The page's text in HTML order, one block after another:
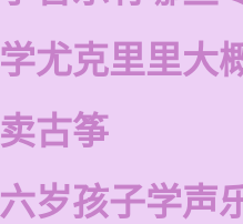
学尤克里里大
卖古筝
六岁孩子学声